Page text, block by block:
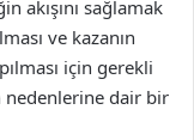
akışını sağlamak
ve kazanın
için gerekli
nedenlerine dair bir